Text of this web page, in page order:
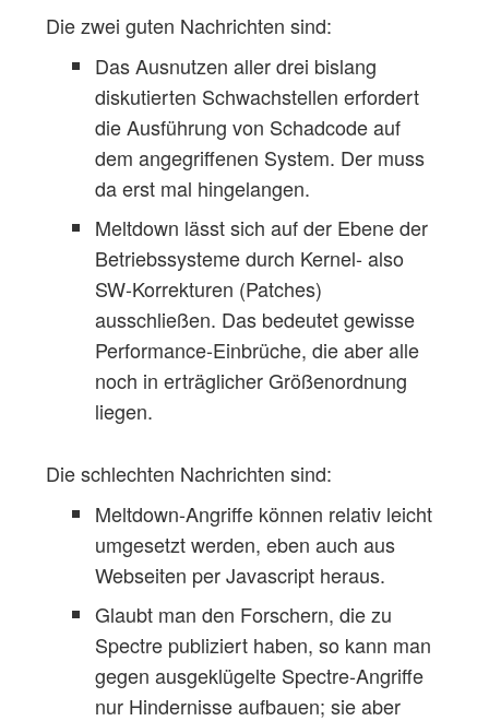
Die zwei guten Nachrichten sind:
Das Ausnutzen aller drei bislang
diskutierten Schwachstellen erfordert
die Ausführung von Schadcode auf
dem angegriffenen System. Der muss
da erst mal hingelangen.
Meltdown lässt sich auf der Ebene der
Betriebssysteme durch Kernel- also
SW-Korrekturen (Patches)
ausschließen. Das bedeutet gewisse
Performance-Einbrüche, die aber alle
noch in erträglicher Größenordnung
liegen.
Die schlechten Nachrichten sind:
Meltdown-Angriffe können relativ leicht
umgesetzt werden, eben auch aus
Webseiten per Javascript heraus.
Glaubt man den Forschern, die zu
Spectre publiziert haben, so kann man
gegen ausgeklügelte Spectre-Angriffe
nur Hindernisse aufbauen; sie aber